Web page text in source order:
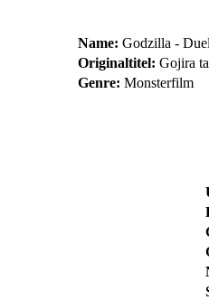
Name: Godzilla -
Originaltitel: Gojira
Genre: Monsterfilm